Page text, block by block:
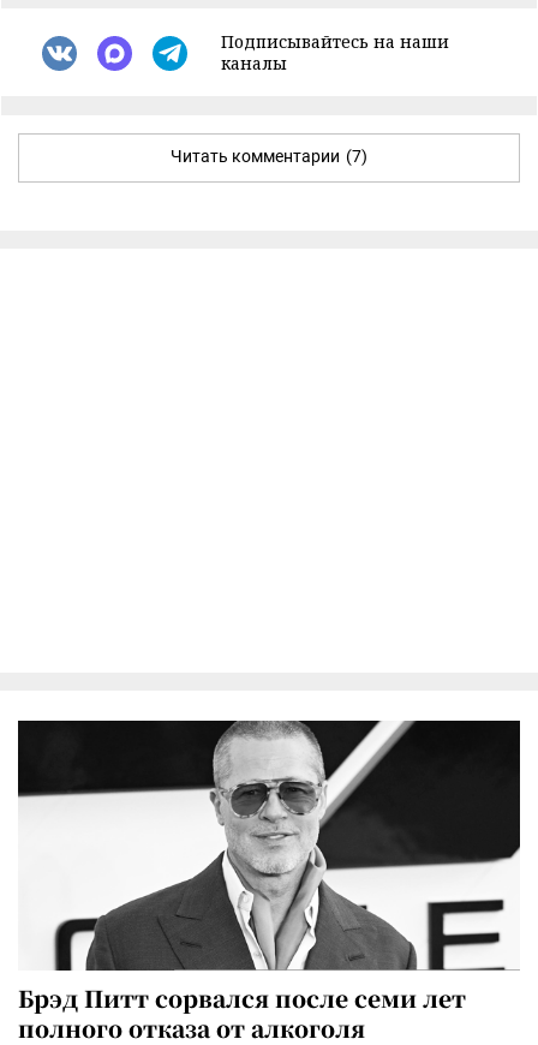
Подписывайтесь на наши
каналы
Читать комментарии (7)
Брэд Питт сорвался после семи лет
полного отказа от алкоголя